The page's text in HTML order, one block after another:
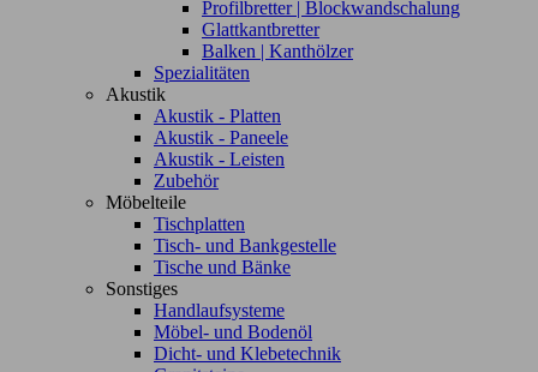
Profilbretter | Blockwandschalung
Glattkantbretter
Balken | Kanthölzer
Spezialitäten
Akustik
Akustik - Platten
Akustik - Paneele
Akustik - Leisten
Zubehör
Möbelteile
Tischplatten
Tisch- und Bankgestelle
Tische und Bänke
Sonstiges
Handlaufsysteme
Möbel- und Bodenöl
Dicht- und Klebetechnik